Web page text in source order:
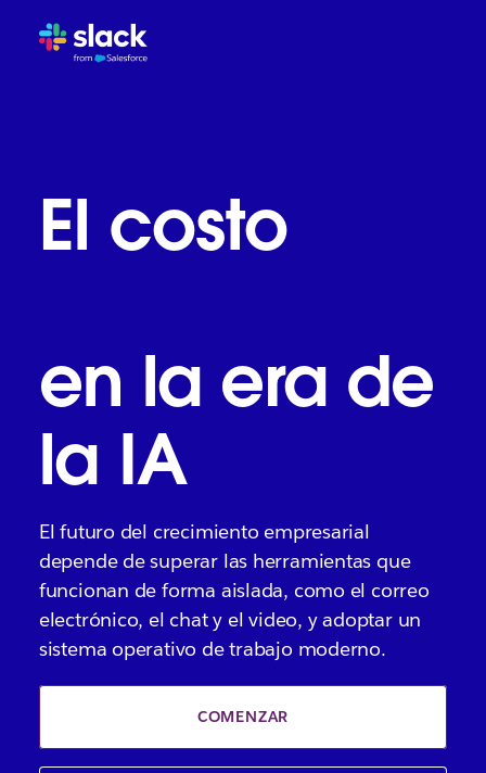
El costo
en la era de
la IA
El futuro del crecimiento empresarial
depende de superar las herramientas que
funcionan de forma aislada, como el correo
electrónico, el chat y el video, y adoptar un
sistema operativo de trabajo moderno.
COMENZAR